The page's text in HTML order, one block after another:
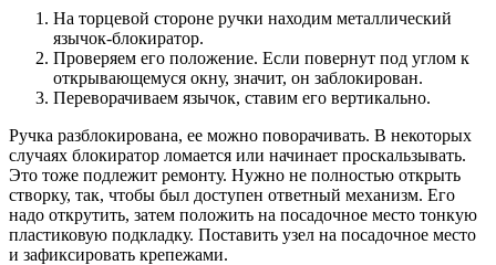
На торцевой стороне ручки находим металлический
язычок-блокиратор.
Проверяем его положение. Если повернут под углом к
открывающемуся окну, значит, он заблокирован.
Переворачиваем язычок, ставим его вертикально.
Ручка разблокирована, ее можно поворачивать. В некоторых
случаях блокиратор ломается или начинает проскальзывать.
Это тоже подлежит ремонту. Нужно не полностью открыть
створку, так, чтобы был доступен ответный механизм. Его
надо открутить, затем положить на посадочное место тонкую
пластиковую подкладку. Поставить узел на посадочное место
и зафиксировать крепежами.